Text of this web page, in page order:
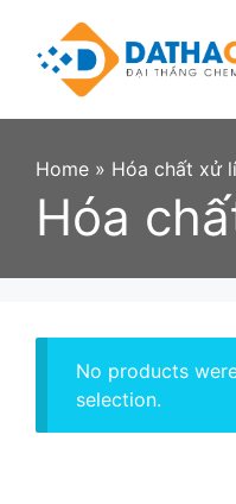
content
Home » Hóa chất xử
Hóa
No products
selection.